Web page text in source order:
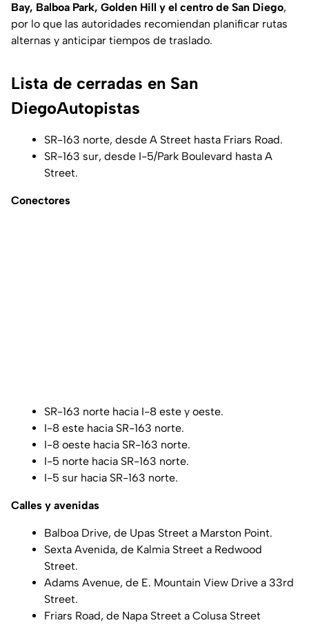
Bay, Balboa Park, Golden Hill y el centro de San Diego,
por lo que las autoridades recomiendan planificar rutas
alternas y anticipar tiempos de traslado.
Lista de cerradas en San
DiegoAutopistas
SR-163 norte, desde A Street hasta Friars Road.
SR-163 sur, desde I-5/Park Boulevard hasta A
Street.
Conectores
SR-163 norte hacia I-8 este y oeste.
I-8 este hacia SR-163 norte.
I-8 oeste hacia SR-163 norte.
I-5 norte hacia SR-163 norte.
I-5 sur hacia SR-163 norte.
Calles y avenidas
Balboa Drive, de Upas Street a Marston Point.
Sexta Avenida, de Kalmia Street a Redwood
Street.
Adams Avenue, de E. Mountain View Drive a 33rd
Street.
Friars Road, de Napa Street a Colusa Street